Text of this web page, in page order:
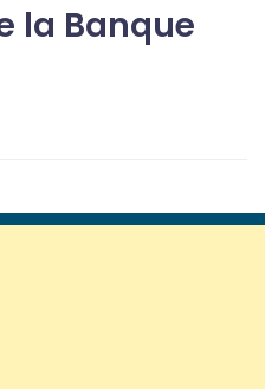
la Banque